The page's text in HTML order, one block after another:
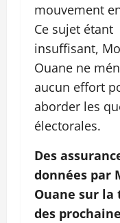
mouvement
Ce sujet étant
insuffisant,
Ouane ne
aucun effort
aborder les
électorales.
Des
données par
Ouane sur la
des